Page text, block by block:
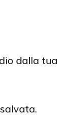
dalla tua